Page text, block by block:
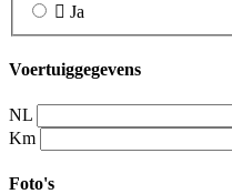
Ja
Voertuiggegevens
NL
Km
Foto's